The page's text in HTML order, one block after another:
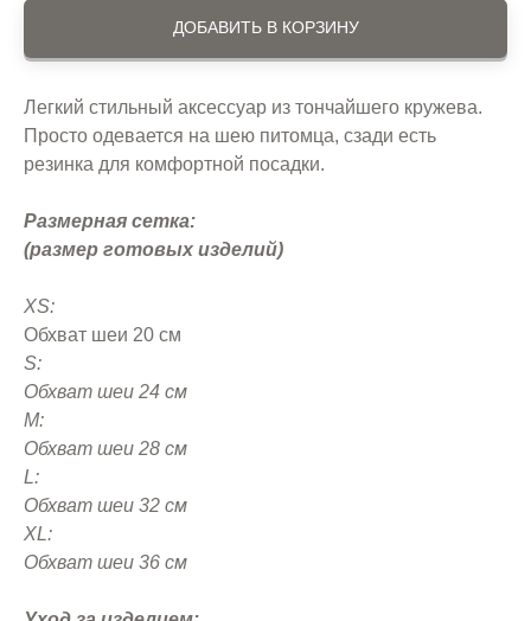
ДОБАВИТЬ В КОРЗИНУ
Легкий стильный аксессуар из тончайшего кружева.
Просто одевается на шею питомца, сзади есть
резинка для комфортной посадки.
Размерная сетка:
(размер готовых изделий)
XS:
Обхват шеи 20 см
S:
Обхват шеи 24 см
M:
Обхват шеи 28 см
L:
Обхват шеи 32 см
XL:
Обхват шеи 36 см